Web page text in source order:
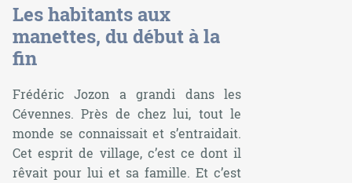
Les habitants aux
manettes, du début à la
fin
Frédéric Jozon a grandi dans les
Cévennes. Près de chez lui, tout le
monde se connaissait et s’entraidait.
Cet esprit de village, c’est ce dont il
rêvait pour lui et sa famille. Et c’est